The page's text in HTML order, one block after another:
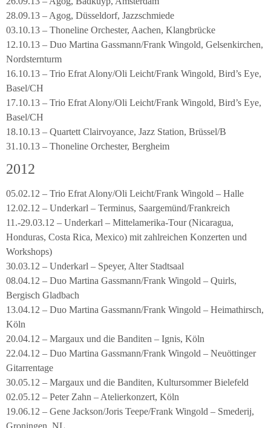
28.09.13 – Agog, Düsseldorf, Jazzschmiede
03.10.13 – Thoneline Orchester, Aachen, Klangbrücke
12.10.13 – Duo Martina Gassmann/Frank Wingold, Gelsenkirchen,
Nordsternturm
16.10.13 – Trio Efrat Alony/Oli Leicht/Frank Wingold, Bird’s Eye,
Basel/CH
17.10.13 – Trio Efrat Alony/Oli Leicht/Frank Wingold, Bird’s Eye,
Basel/CH
18.10.13 – Quartett Clairvoyance, Jazz Station, Brüssel/B
31.10.13 – Thoneline Orchester, Bergheim
2012
05.02.12 – Trio Efrat Alony/Oli Leicht/Frank Wingold – Halle
12.02.12 – Underkarl – Terminus, Saargemünd/Frankreich
11.-29.03.12 – Underkarl – Mittelamerika-Tour (Nicaragua,
Honduras, Costa Rica, Mexico) mit zahlreichen Konzerten und
Workshops)
30.03.12 – Underkarl – Speyer, Alter Stadtsaal
08.04.12 – Duo Martina Gassmann/Frank Wingold – Quirls,
Bergisch Gladbach
13.04.12 – Duo Martina Gassmann/Frank Wingold – Heimathirsch,
Köln
20.04.12 – Margaux und die Banditen – Ignis, Köln
22.04.12 – Duo Martina Gassmann/Frank Wingold – Neuöttinger
Gitarrentage
30.05.12 – Margaux und die Banditen, Kultursommer Bielefeld
02.05.12 – Peter Zahn – Atelierkonzert, Köln
19.06.12 – Gene Jackson/Joris Teepe/Frank Wingold – Smederij,
Groningen, NL